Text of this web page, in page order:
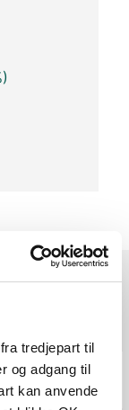
tredjepart til
og adgang til
kan anvende
km